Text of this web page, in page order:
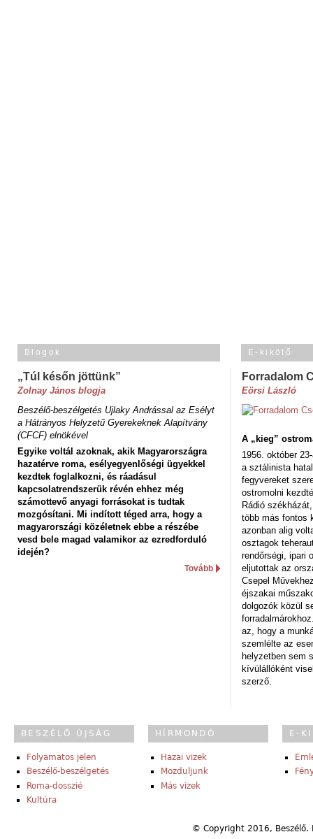
Blogok
„Túl későn jöttünk”
Zolnay János blogja
Beszélő-beszélgetés Ujlaky Andrással az Esélyt
a Hátrányos Helyzetű Gyerekeknek Alapítvány
(CFCF) elnökével
Egyike voltál azoknak, akik Magyarországra
hazatérve roma, esélyegyenlőségi ügyekkel
kezdtek foglalkozni, és ráadásul
kapcsolatrendszerük révén ehhez még
számottevő anyagi forrásokat is tudtak
mozgósítani. Mi indított téged arra, hogy a
magyarországi közéletnek ebbe a részébe
vesd bele magad valamikor az ezredforduló
idején?
Tovább
E-kikötő
Forradalom
Eörsi László
A „kieg”
1956. október
a sztálinista
fegyvereket
ostromolni
Rádió
több más fontos
azonban alig
osztagok
rendőrségi, ipari
eljutottak az
Csepel
éjszakai
dolgozók közül
az, hogy a
szemlélte az
helyzetben sem
kívülállóként
szerző.
BESZÉLŐ ÚJSÁG
Folyamatos jelen
Beszélő-beszélgetés
Roma-dosszié
Kultúra
HÍRMONDÓ
Hazai vizek
Mozduljunk
Más vizek
E-
© Copyright 2016,